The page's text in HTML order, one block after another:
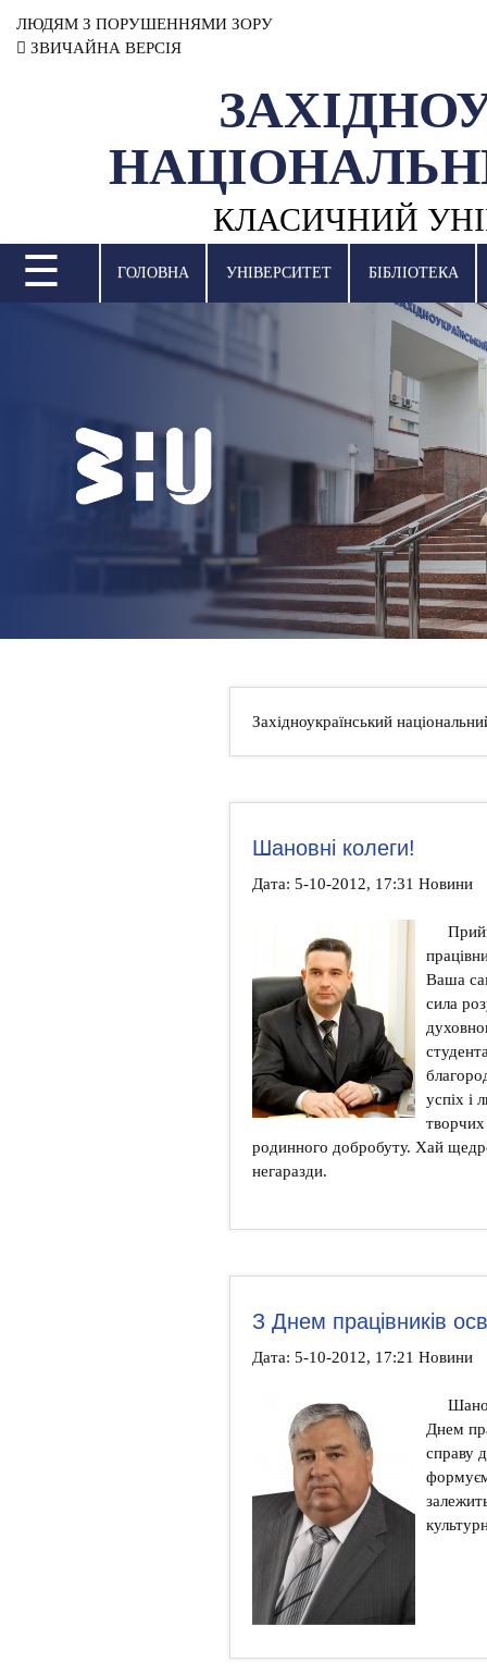
ЛЮДЯМ З ПОРУШЕННЯМИ ЗОРУ
ЗВИЧАЙНА ВЕРСІЯ
КЛАСИЧНИЙ
НАУКОВА ДІЯЛЬНІСТЬ
МІЖНАРОДНА ДІЯЛЬНІСТЬ
ВСТУПНА КАМПАНІЯ
БІБЛІОТЕКА
НОВИНИ
☰ ГОЛОВНА УНІВЕРСИТЕТ БІБЛІОТЕКА
Західноукраїнський
Шановні колеги!
Дата: 5-10-2012, 17:31 Новини
Ваша
сила
успіх і
творчих
родинного добробуту. Хай
негаразди.
З Днем працівників
Дата: 5-10-2012, 17:21 Новини
Днем
справу